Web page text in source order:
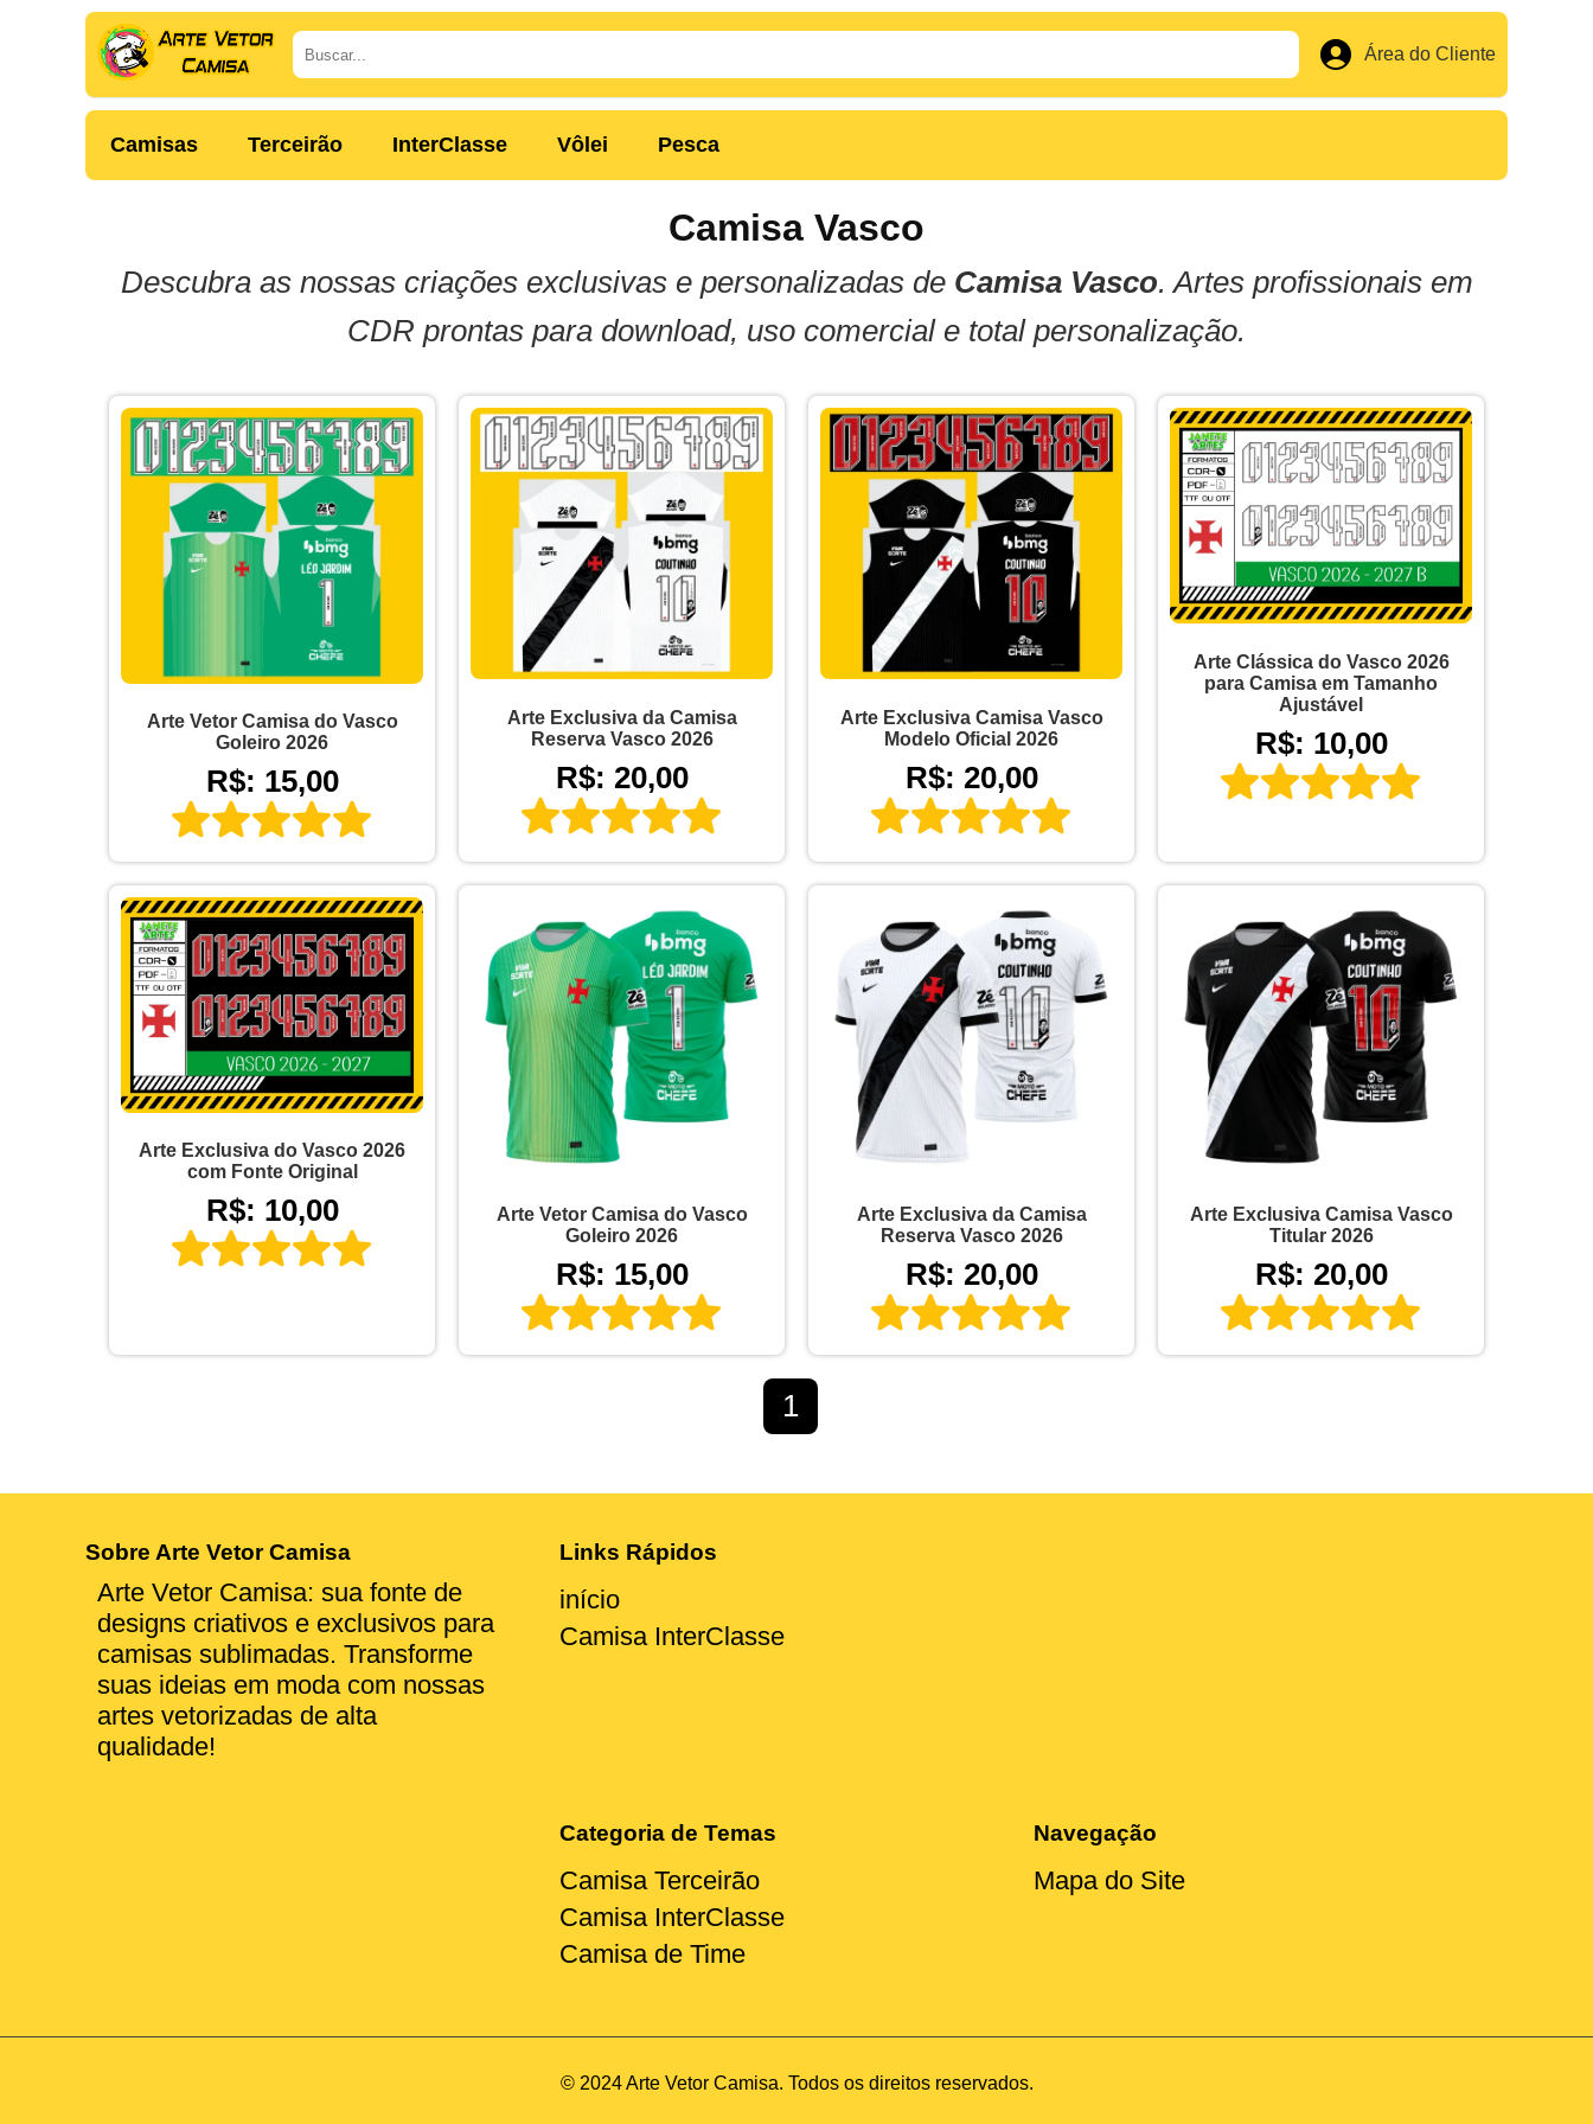
Área do Cliente
Camisas Terceirão InterClasse Vôlei Pesca
Camisa Vasco
Descubra as nossas criações exclusivas e personalizadas de Camisa Vasco. Artes profissionais em
CDR prontas para download, uso comercial e total personalização.
Arte Vetor Camisa do Vasco
Goleiro 2026
R$: 15,00
Arte Exclusiva da Camisa
Reserva Vasco 2026
R$: 20,00
Arte Exclusiva Camisa Vasco
Modelo Oficial 2026
R$: 20,00
Arte Clássica do Vasco 2026
para Camisa em Tamanho
Ajustável
R$: 10,00
Arte Exclusiva do Vasco 2026
com Fonte Original
R$: 10,00
Arte Vetor Camisa do Vasco
Goleiro 2026
R$: 15,00
Arte Exclusiva da Camisa
Reserva Vasco 2026
R$: 20,00
Arte Exclusiva Camisa Vasco
Titular 2026
R$: 20,00
1
Sobre Arte Vetor Camisa
Arte Vetor Camisa: sua fonte de
designs criativos e exclusivos para
camisas sublimadas. Transforme
suas ideias em moda com nossas
artes vetorizadas de alta
qualidade!
Links Rápidos
início
Camisa InterClasse
Categoria de Temas
Camisa Terceirão
Camisa InterClasse
Camisa de Time
Navegação
Mapa do Site
© 2024 Arte Vetor Camisa. Todos os direitos reservados.